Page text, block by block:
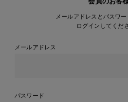
メールアドレスとパスワ
ログインしてくだ
メールアドレス
パスワード